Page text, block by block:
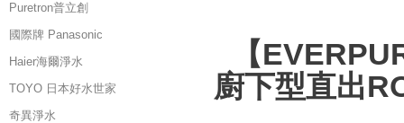
Puretron普立創
國際牌 Panasonic
Haier海爾淨水
TOYO 日本好水世家
奇異淨水
【
廚下型直出